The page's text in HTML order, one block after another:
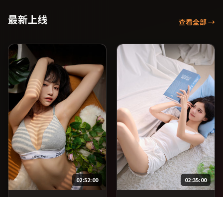
院线首映，网络平台同步更
新片源。若你偏爱节奏不急
免费条目索引，支持片名与
演员交叉检索。）
最新上线 查看全部→
02:52:00 02:35:00